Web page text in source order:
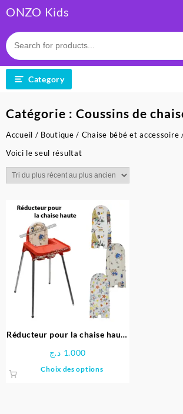
to
content
ONZO Kids
Category
Catégorie : Coussins de
Accueil / Boutique / Chaise bébé et accessoire
Voici le seul résultat
Réducteur pour la chaise haute
1.000 د.ج
Choix des options